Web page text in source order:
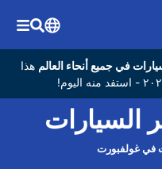
هذا
السيارات
في غولفبورت